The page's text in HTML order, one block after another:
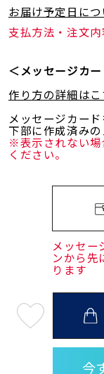
在庫
お届け予定日につ
支払方法・注文内
＜メッセージカ
作り方の詳細はこ
メッセージカード
下部に作成済みの
※表示されない場
ください。
メッセー
ンから
ります
08
月